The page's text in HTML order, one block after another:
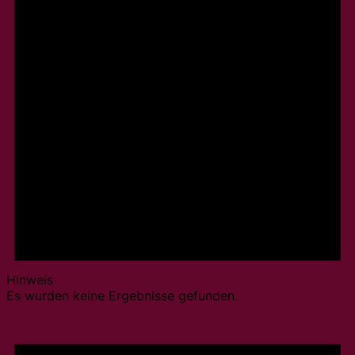
Hinweis
Es wurden keine Ergebnisse gefunden.